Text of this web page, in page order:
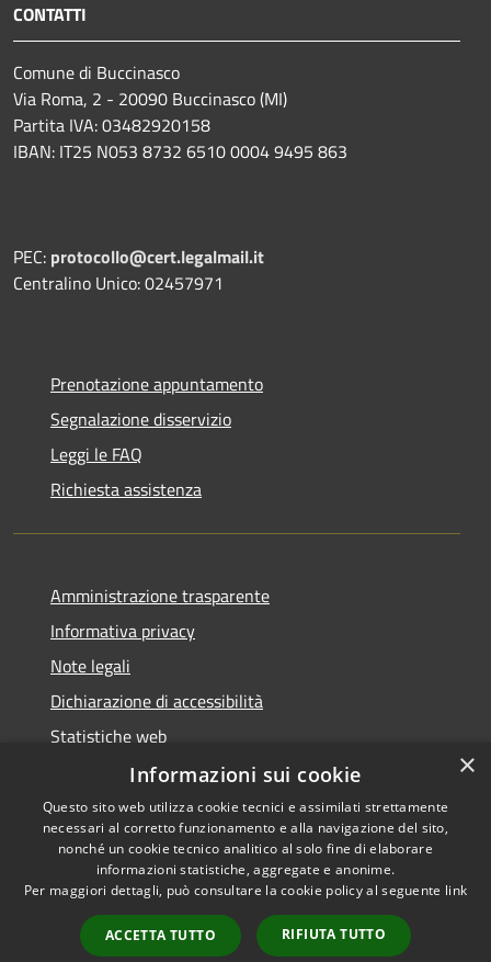
CONTATTI
Comune di Buccinasco
Via Roma, 2 - 20090 Buccinasco (MI)
Partita IVA: 03482920158
IBAN: IT25 N053 8732 6510 0004 9495 863
PEC: protocollo@cert.legalmail.it
Centralino Unico: 02457971
Prenotazione appuntamento
Segnalazione disservizio
Leggi le FAQ
Richiesta assistenza
Amministrazione trasparente
Informativa privacy
Note legali
Dichiarazione di accessibilità
Statistiche web
Accessibilità
Privacy
Mappa del sito
Copyright © 2026 • Comune di
Buccinasco • Powered by
Municipium•Accesso
redazione
×
Informazioni sui cookie
Questo sito web utilizza cookie tecnici e assimilati strettamente
necessari al corretto funzionamento e alla navigazione del sito,
nonché un cookie tecnico analitico al solo fine di elaborare
informazioni statistiche, aggregate e anonime.
Per maggiori dettagli, può consultare la cookie policy al seguente link
ACCETTA TUTTO RIFIUTA TUTTO